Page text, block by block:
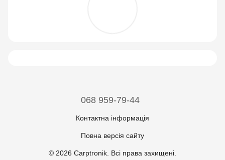
068 959-79-44
Контактна інформація
Повна версія сайту
© 2026 Carptronik. Всі права захищені.